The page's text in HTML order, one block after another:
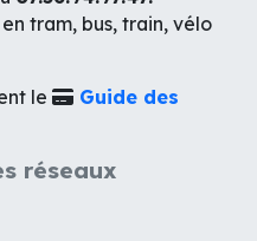
tram, bus, train, vélo
le
Guide des
réseaux